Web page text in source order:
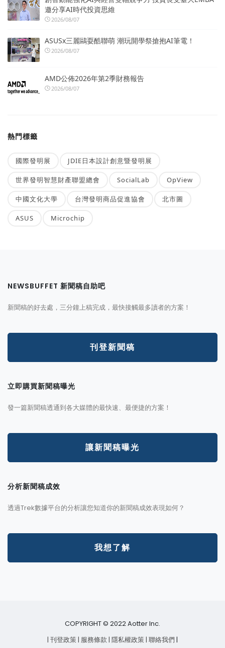
邀分享AI時代投資思維
2026/08/07
ASUSx三麗鷗耍酷聯萌 潮玩開學祭搶抱AI筆電！
2026/08/07
AMD公佈2026年第2季財務報告
2026/08/07
熱門標籤
國際發明展 JDIE日本設計創意暨發明展
世界發明智慧財產聯盟總會 SocialLab OpView
中國文化大學 台灣發明商品促進協會 北市圖
ASUS Microchip
NEWSBUFFET 新聞稿自助吧
新聞稿的好去處，三分鐘上稿完成，最快接觸最多讀者的方案！
刊登新聞稿
立即購買新聞稿曝光
發一篇新聞稿透通到各大媒體的最快速、最便捷的方案！
讓新聞稿曝光
分析新聞稿成效
透過Trek數據平台的分析讓您知道你的新聞稿成效表現如何？
我想了解
COPYRIGHT © 2022 Aotter Inc.
| 刊登政策| 服務條款 | 隱私權政策| 聯絡我們 |